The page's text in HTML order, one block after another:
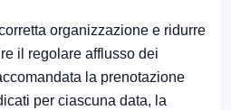
organizzazione e ridurre
il regolare afflusso dei
la prenotazione
per ciascuna data, la